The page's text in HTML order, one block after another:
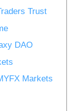
Trust
DAO
Markets